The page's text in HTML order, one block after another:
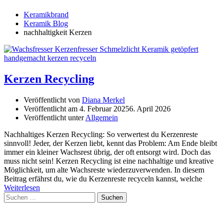
Keramikbrand
Keramik Blog
nachhaltigkeit Kerzen
Kerzen Recycling
Veröffentlicht von Diana Merkel
Veröffentlicht am 4. Februar 20256. April 2026
Veröffentlicht unterAllgemein
Nachhaltiges Kerzen Recycling: So verwertest du Kerzenreste
sinnvoll! Jeder, der Kerzen liebt, kennt das Problem: Am Ende bleibt
immer ein kleiner Wachsrest übrig, der oft entsorgt wird. Doch das
muss nicht sein! Kerzen Recycling ist eine nachhaltige und kreative
Möglichkeit, um alte Wachsreste wiederzuverwenden. In diesem
Beitrag erfährst du, wie du Kerzenreste recyceln kannst, welche
Weiterlesen
Suchen
nach: